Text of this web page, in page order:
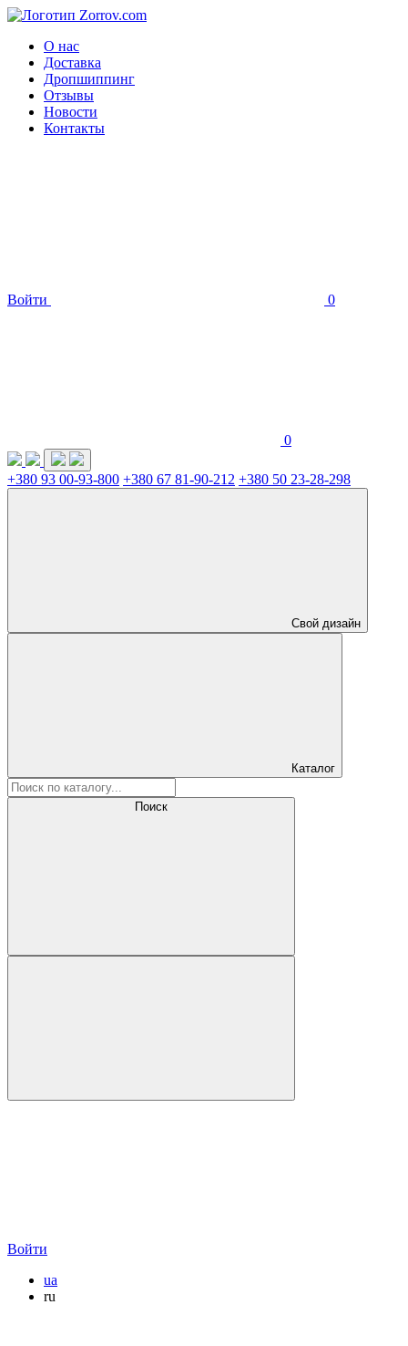
О нас
Доставка
Дропшиппинг
Отзывы
Новости
Контакты
Войти 0
0
+380 93 00-93-800 +380 67 81-90-212 +380 50 23-28-298
Свой дизайн
Каталог
Поиск
Войти
ua
ru